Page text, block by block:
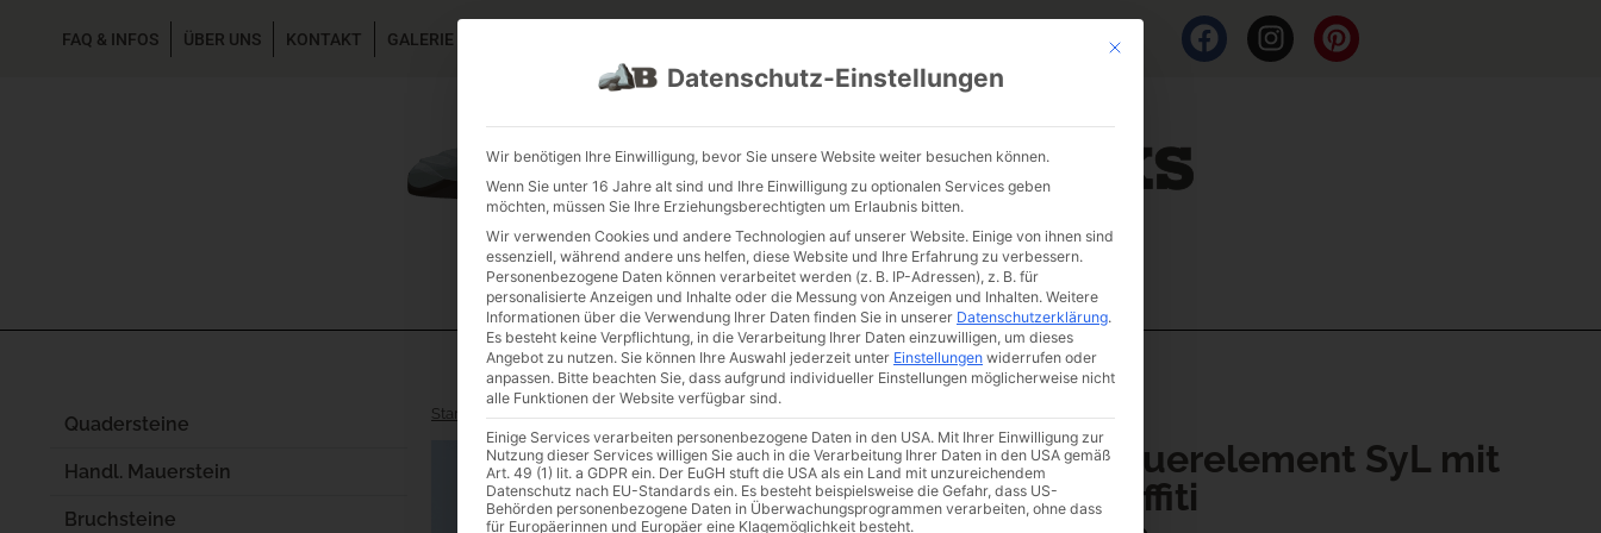
FAQ & INFOS ÜBER UNS KONTAKT GALERIE GARTENPROJEKTE
Quadersteine
Handl. Mauerstein
Bruchsteine
Start
Berliner Mauerelement SyL mit
original Graffiti
Mit diesem Button wird der Dialog geschlossen. Seine Funktionalität ist
Datenschutz-Einstellungen
Wir benötigen Ihre Einwilligung, bevor Sie unsere Website weiter besuchen können.
Wenn Sie unter 16 Jahre alt sind und Ihre Einwilligung zu optionalen Services geben
möchten, müssen Sie Ihre Erziehungsberechtigten um Erlaubnis bitten.
Wir verwenden Cookies und andere Technologien auf unserer Website. Einige von ihnen sind
essenziell, während andere uns helfen, diese Website und Ihre Erfahrung zu verbessern.
Personenbezogene Daten können verarbeitet werden (z. B. IP-Adressen), z. B. für
personalisierte Anzeigen und Inhalte oder die Messung von Anzeigen und Inhalten. Weitere
Informationen über die Verwendung Ihrer Daten finden Sie in unserer Datenschutzerklärung.
Es besteht keine Verpflichtung, in die Verarbeitung Ihrer Daten einzuwilligen, um dieses
Angebot zu nutzen. Sie können Ihre Auswahl jederzeit unter Einstellungen widerrufen oder
anpassen. Bitte beachten Sie, dass aufgrund individueller Einstellungen möglicherweise nicht
alle Funktionen der Website verfügbar sind.
Einige Services verarbeiten personenbezogene Daten in den USA. Mit Ihrer Einwilligung zur
Nutzung dieser Services willigen Sie auch in die Verarbeitung Ihrer Daten in den USA gemäß
Art. 49 (1) lit. a GDPR ein. Der EuGH stuft die USA als ein Land mit unzureichendem
Datenschutz nach EU-Standards ein. Es besteht beispielsweise die Gefahr, dass US-
Behörden personenbezogene Daten in Überwachungsprogrammen verarbeiten, ohne dass
für Europäerinnen und Europäer eine Klagemöglichkeit besteht.